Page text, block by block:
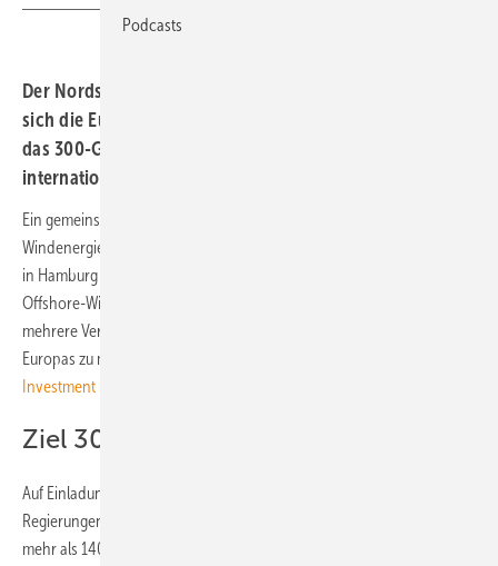
Der Nordsee-Gipfel zeigt: In unruhigen Zeiten besinnen
sich die Europäer auf einheimische Energiequellen. Um
das 300-GW-Ziel zu erreichen, soll verstärkt
international kooperiert werden.
Ein gemeinsamer Investitionspakt soll europäische Offshore-
Windenergie in der Nordsee voranbringen. Auf dem Nordsee-Gipfel
in Hamburg unterzeichneten europäische Regierungsvertreter, die
Offshore-Windbranche und die Übertragungsnetzbetreiber gleich
mehrere Vereinbarungen, um die Nordsee zum grünen Kraftwerk
Europas zu machen, darunter den „
Investment Pact for the North Seas
Ziel 300 GW soll bleiben
Auf Einladung der Bundesregierung diskutierten zehn europäische
Regierungen, die Europäische Kommission, Militärbündnis Nato und
mehr als 140 Vertreter von Unternehmen, Verbänden und
Podcasts